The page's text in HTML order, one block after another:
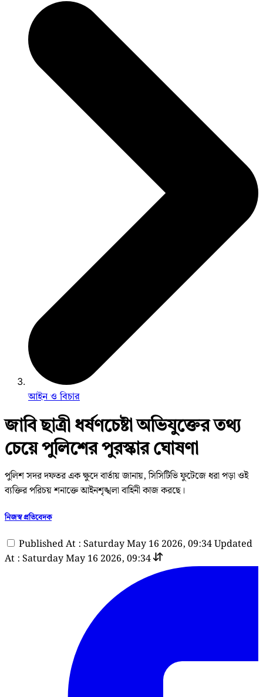
আইন ও বিচার
জাবি ছাত্রী ধর্ষণচেষ্টা অভিযুক্তের তথ্য
চেয়ে পুলিশের পুরস্কার ঘোষণা
পুলিশ সদর দফতর এক ক্ষুদে বার্তায় জানায়, সিসিটিভি ফুটেজে ধরা পড়া ওই
ব্যক্তির পরিচয় শনাক্তে আইনশৃঙ্খলা বাহিনী কাজ করছে।
নিজস্ব প্রতিবেদক
Published At : Saturday May 16 2026, 09:34Updated
At : Saturday May 16 2026, 09:34